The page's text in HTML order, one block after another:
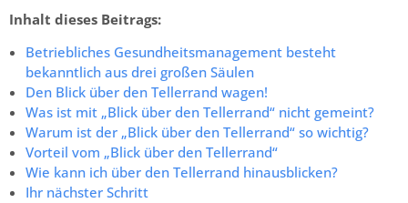
Inhalt dieses Beitrags:
Betriebliches Gesundheitsmanagement besteht
bekanntlich aus drei großen Säulen
Den Blick über den Tellerrand wagen!
Was ist mit „Blick über den Tellerrand“ nicht gemeint?
Warum ist der „Blick über den Tellerrand“ so wichtig?
Vorteil vom „Blick über den Tellerrand“
Wie kann ich über den Tellerrand hinausblicken?
Ihr nächster Schritt